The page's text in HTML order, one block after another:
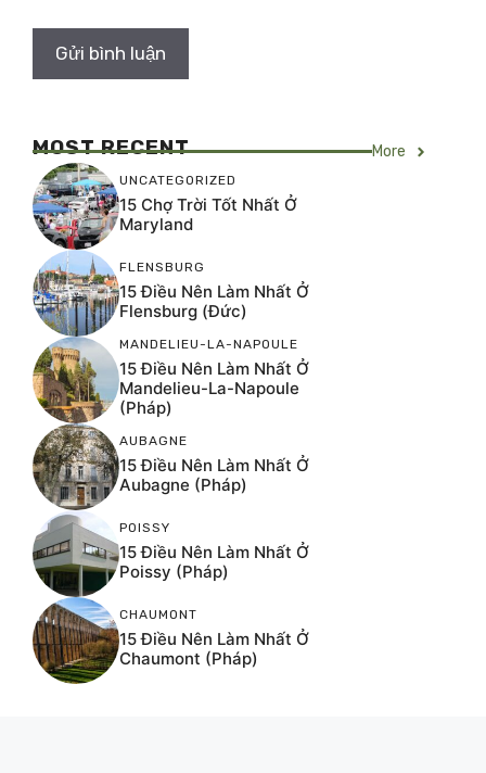
MOST RECENT More
UNCATEGORIZED
15 Chợ Trời Tốt Nhất Ở
Maryland
FLENSBURG
15 Điều Nên Làm Nhất Ở
Flensburg (Đức)
MANDELIEU-LA-NAPOULE
15 Điều Nên Làm Nhất Ở
Mandelieu-La-Napoule
(Pháp)
AUBAGNE
15 Điều Nên Làm Nhất Ở
Aubagne (Pháp)
POISSY
15 Điều Nên Làm Nhất Ở
Poissy (Pháp)
CHAUMONT
15 Điều Nên Làm Nhất Ở
Chaumont (Pháp)